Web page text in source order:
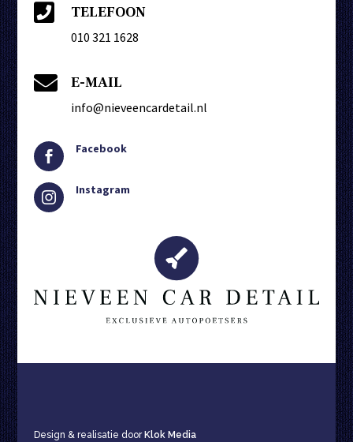
 TELEFOON
010 321 1628
 E-MAIL
info@nieveencardetail.nl

Facebook

Instagram
Design & realisatie doorKlok Media